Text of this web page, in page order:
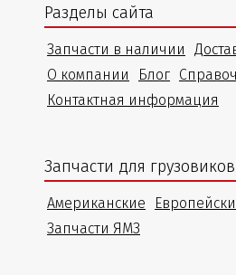
Разделы сайта
Запчасти в наличии
О компании
Блог
Контактная информация
Запчасти для грузовиков
Американские
Запчасти ЯМЗ